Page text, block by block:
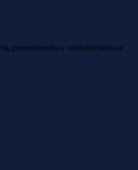
promovendo o conhecimento e